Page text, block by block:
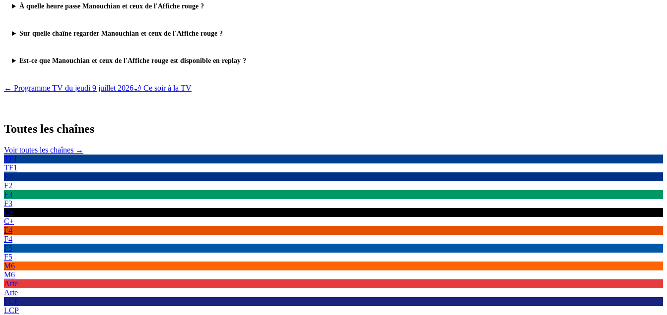
À quelle heure passe Manouchian et ceux de l'Affiche rouge ?
Sur quelle chaîne regarder Manouchian et ceux de l'Affiche rouge ?
Est-ce que Manouchian et ceux de l'Affiche rouge est disponible en replay ?
← Programme TV du jeudi 9 juillet 2026🌙 Ce soir à la TV
Toutes les chaînes
Voir toutes les chaînes →
TF1
TF1
F2
F2
F3
F3
C+
C+
F4
F4
F5
F5
M6
M6
Arte
Arte
LCP
LCP